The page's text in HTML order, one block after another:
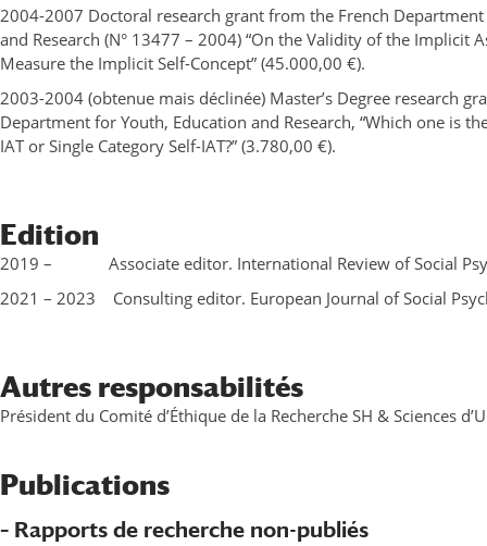
2004-2007 Doctoral research grant from the French
and Research (N° 13477 – 2004) “On the Validity of the Implicit
Measure the Implicit Self-Concept” (45.000,00 €).
2003-2004 (obtenue mais déclinée) Master’s Degree research
Department for Youth, Education and Research, “Which one is
IAT or Single Category Self-IAT?” (3.780,00 €).
Edition
2019 – Associate editor. International Review of Social
2021 – 2023 Consulting editor. European Journal of Social
Autres responsabilités
Président du Comité d’Éthique de la Recherche SH & Sciences
Publications
– Rapports de recherche non-publiés